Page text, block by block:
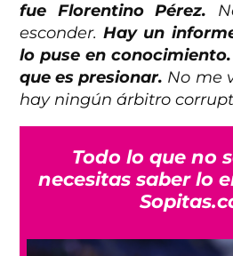
fue Florentino Pérez.
esconder.Hay un
lo puse en
que es presionar. No me
hay ningún árbitro
Todo lo que no
necesitas saber lo